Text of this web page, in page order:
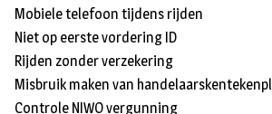
Mobiele telefoon tijdens rijden
Niet op eerste vordering ID
Rijden zonder verzekering
Misbruik maken van
Controle NIWO vergunning